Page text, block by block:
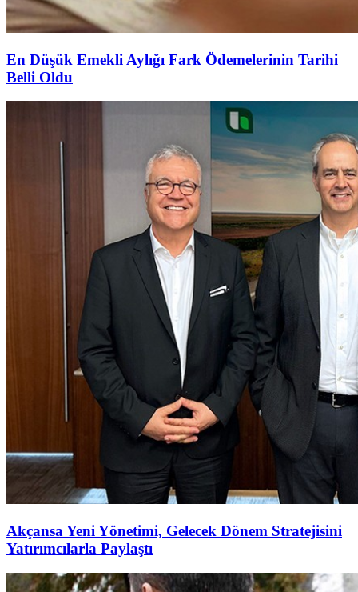
En Düşük Emekli Aylığı Fark Ödemelerinin Tarihi
Belli Oldu
Akçansa Yeni Yönetimi, Gelecek Dönem Stratejisini
Yatırımcılarla Paylaştı